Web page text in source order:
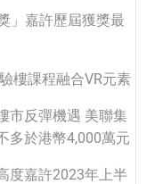
」嘉許歷屆獲獎最
樓課程融合VR元素
市反彈機遇 美聯集
多於港幣4,000萬元
度嘉許2023年上半